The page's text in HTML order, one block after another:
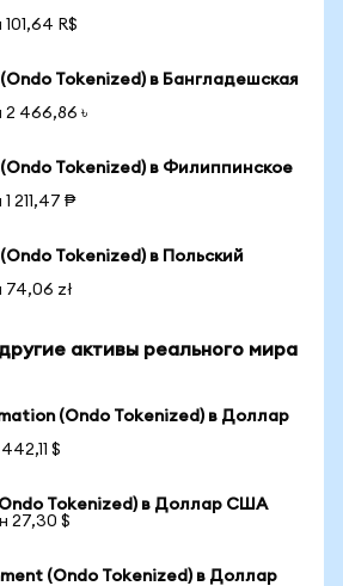
R$
Tokenized) в Бангладешская
2 466,86 ৳
Tokenized) в Филиппинское
211,47 ₱
Tokenized) в Польский
74,06 zł
активы реального мира
(Ondo Tokenized) в Доллар
$
Tokenized) в Доллар США
27,30 $
(Ondo Tokenized) в Доллар